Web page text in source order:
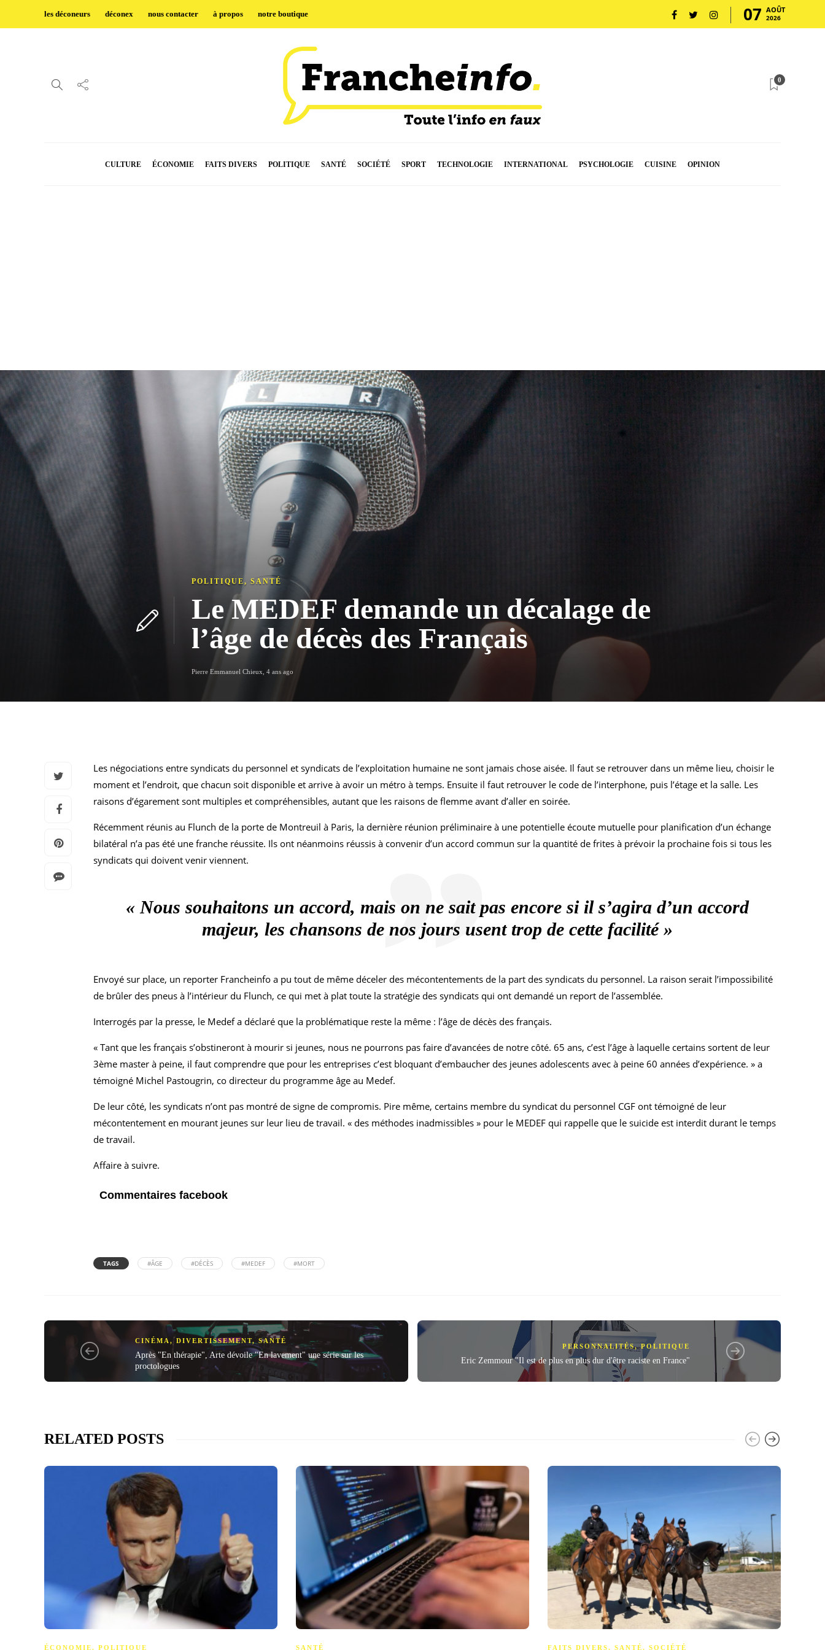
les déconeurs déconex nous contacter à propos notre boutique 07 AOÛT
2026
0
CULTURE ÉCONOMIE FAITS DIVERS POLITIQUE SANTÉ SOCIÉTÉ SPORT TECHNOLOGIE INTERNATIONAL PSYCHOLOGIE CUISINE OPINION
POLITIQUE, SANTÉ
Le MEDEF demande un décalage de
l’âge de décès des Français
Pierre Emmanuel Chieux 4 ans ago
Les négociations entre syndicats du personnel et syndicats de l’exploitation humaine ne sont jamais chose aisée. Il faut se retrouver dans un même lieu, choisir le
moment et l’endroit, que chacun soit disponible et arrive à avoir un métro à temps. Ensuite il faut retrouver le code de l’interphone, puis l’étage et la salle. Les
raisons d’égarement sont multiples et compréhensibles, autant que les raisons de flemme avant d’aller en soirée.
Récemment réunis au Flunch de la porte de Montreuil à Paris, la dernière réunion préliminaire à une potentielle écoute mutuelle pour planification d’un échange
bilatéral n’a pas été une franche réussite. Ils ont néanmoins réussis à convenir d’un accord commun sur la quantité de frites à prévoir la prochaine fois si tous les
syndicats qui doivent venir viennent.
« Nous souhaitons un accord, mais on ne sait pas encore si il s’agira d’un accord
majeur, les chansons de nos jours usent trop de cette facilité »
Envoyé sur place, un reporter Francheinfo a pu tout de même déceler des mécontentements de la part des syndicats du personnel. La raison serait l’impossibilité
de brûler des pneus à l’intérieur du Flunch, ce qui met à plat toute la stratégie des syndicats qui ont demandé un report de l’assemblée.
Interrogés par la presse, le Medef a déclaré que la problématique reste la même : l’âge de décès des français.
« Tant que les français s’obstineront à mourir si jeunes, nous ne pourrons pas faire d’avancées de notre côté. 65 ans, c’est l’âge à laquelle certains sortent de leur
3ème master à peine, il faut comprendre que pour les entreprises c’est bloquant d’embaucher des jeunes adolescents avec à peine 60 années d’expérience. » a
témoigné Michel Pastougrin, co directeur du programme âge au Medef.
De leur côté, les syndicats n’ont pas montré de signe de compromis. Pire même, certains membre du syndicat du personnel CGF ont témoigné de leur
mécontentement en mourant jeunes sur leur lieu de travail. « des méthodes inadmissibles » pour le MEDEF qui rappelle que le suicide est interdit durant le temps
de travail.
Affaire à suivre.
Commentaires facebook
TAGS #ÂGE #DÉCÈS #MEDEF #MORT
CINÉMA,DIVERTISSEMENT,SANTÉ
Après "En thérapie", Arte dévoile "En lavement" une série sur les
proctologues
PERSONNALITÉS,POLITIQUE
Eric Zemmour "Il est de plus en plus dur d'être raciste en France"
RELATED POSTS
ÉCONOMIE, POLITIQUE SANTÉ FAITS DIVERS, SANTÉ, SOCIÉTÉ